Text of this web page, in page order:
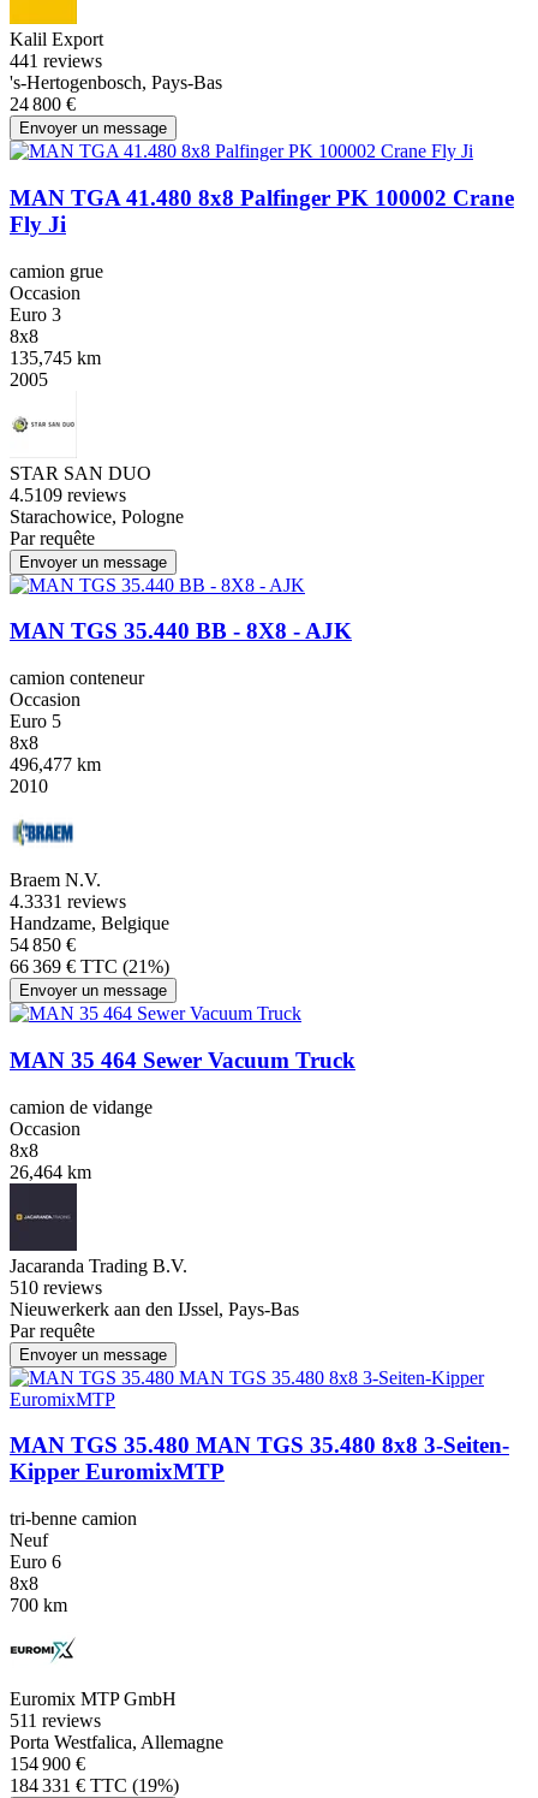
Kalil Export
441 reviews
's-Hertogenbosch, Pays-Bas
24 800 €
Envoyer un message
MAN TGA 41.480 8x8 Palfinger PK 100002 Crane
Fly Ji
camion grue
Occasion
Euro 3
8x8
135,745 km
2005
STAR SAN DUO
4.5109 reviews
Starachowice, Pologne
Par requête
Envoyer un message
MAN TGS 35.440 BB - 8X8 - AJK
camion conteneur
Occasion
Euro 5
8x8
496,477 km
2010
Braem N.V.
4.3331 reviews
Handzame, Belgique
54 850 €
66 369 € TTC (21%)
Envoyer un message
MAN 35 464 Sewer Vacuum Truck
camion de vidange
Occasion
8x8
26,464 km
Jacaranda Trading B.V.
510 reviews
Nieuwerkerk aan den IJssel, Pays-Bas
Par requête
Envoyer un message
MAN TGS 35.480 MAN TGS 35.480 8x8 3-Seiten-
Kipper EuromixMTP
tri-benne camion
Neuf
Euro 6
8x8
700 km
Euromix MTP GmbH
511 reviews
Porta Westfalica, Allemagne
154 900 €
184 331 € TTC (19%)